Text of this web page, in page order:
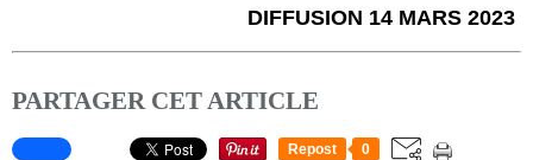
DIFFUSION 14 MARS 2023
PARTAGER CET ARTICLE
Repost 0